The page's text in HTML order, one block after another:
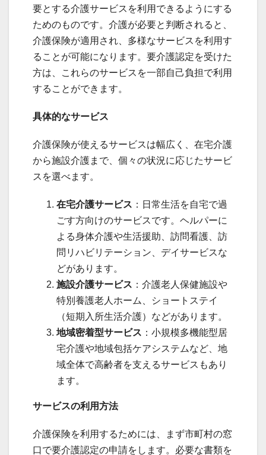
要とする介護サービスを利用できるようにする
ためのものです。介護が必要と判断されると、
介護保険が適用され、多様なサービスを利用す
ることが可能になります。要介護認定を受けた
方は、これらのサービスを一部自己負担で利用
することができます。
具体的なサービス
介護保険が使えるサービスは幅広く、在宅介護
から施設介護まで、個々の状況に応じたサービ
スを選べます。
在宅介護サービス ：日常生活を自宅で過
ごす方向けのサービスです。ヘルパーに
よる身体介護や生活援助、訪問看護、訪
問リハビリテーション、デイサービスな
どがあります。
施設介護サービス ：介護老人保健施設や
特別養護老人ホーム、ショートステイ
（短期入所生活介護）などがあります。
地域密着型サービス ：小規模多機能型居
宅介護や地域包括ケアシステムなど、地
域全体で高齢者を支えるサービスもあり
ます。
サービスの利用方法
介護保険を利用するためには、まず市町村の窓
口で要介護認定の申請をします。必要な書類を